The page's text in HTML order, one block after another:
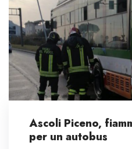
Ascoli Piceno,
per un autobus